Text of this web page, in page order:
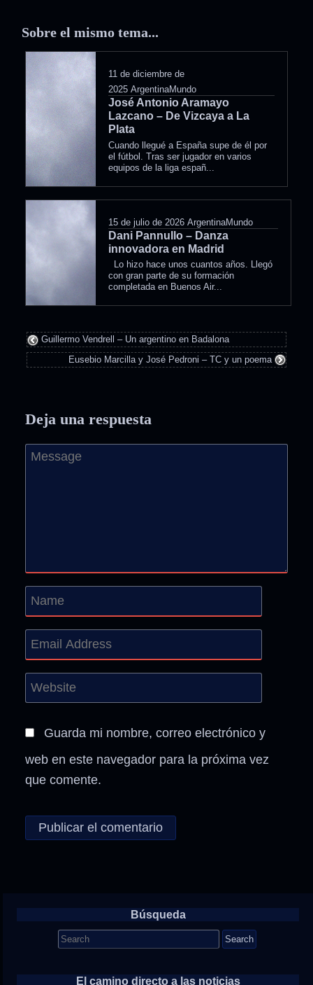
Sobre el mismo tema...
11 de diciembre de
2025 ArgentinaMundo
José Antonio Aramayo
Lazcano – De Vizcaya a La
Plata
Cuando llegué a España supe de él por
el fútbol. Tras ser jugador en varios
equipos de la liga españ...
15 de julio de 2026 ArgentinaMundo
Dani Pannullo – Danza
innovadora en Madrid
Lo hizo hace unos cuantos años. Llegó
con gran parte de su formación
completada en Buenos Air...
Guillermo Vendrell – Un argentino en Badalona
Eusebio Marcilla y José Pedroni – TC y un poema
Deja una respuesta
Guarda mi nombre, correo electrónico y
web en este navegador para la próxima vez
que comente.
Búsqueda
Search
for:
El camino directo a las noticias